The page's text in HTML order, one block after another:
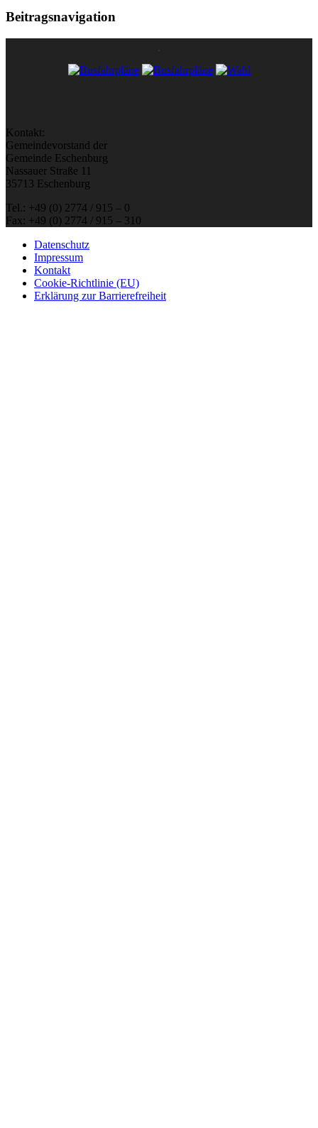
Beitragsnavigation
Kontakt:
Gemeindevorstand der
Gemeinde Eschenburg
Nassauer Straße 11
35713 Eschenburg
Tel.: +49 (0) 2774 / 915 – 0
Fax: +49 (0) 2774 / 915 – 310
Datenschutz
Impressum
Kontakt
Cookie-Richtlinie (EU)
Erklärung zur Barrierefreiheit